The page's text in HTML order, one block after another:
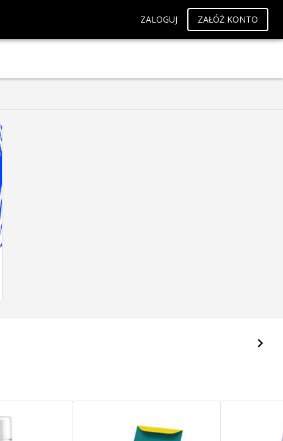
ZALOGUJ ZAŁÓŻ KONTO